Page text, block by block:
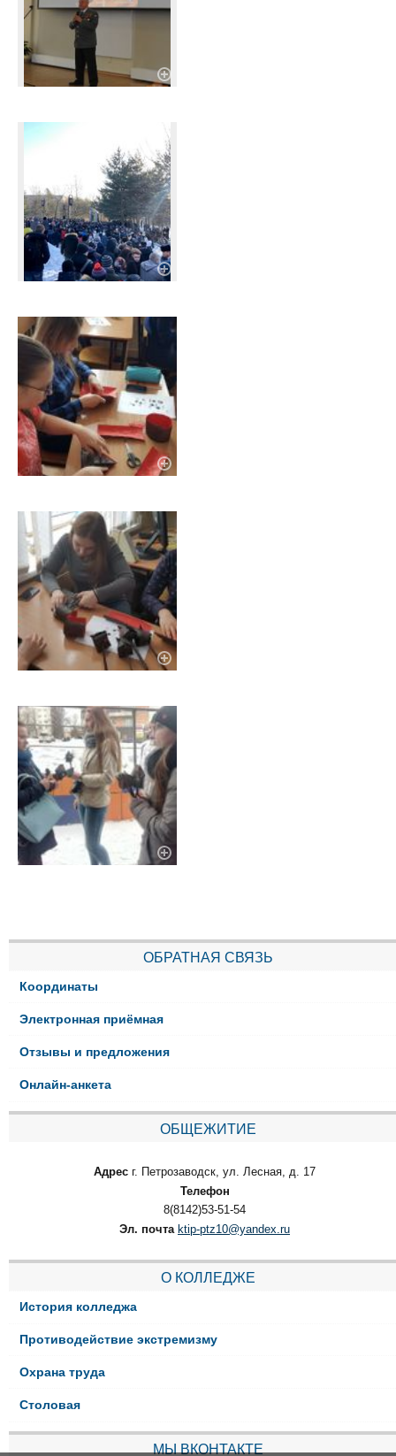
ОБРАТНАЯ СВЯЗЬ
Координаты
Электронная приёмная
Отзывы и предложения
Онлайн-анкета
ОБЩЕЖИТИЕ
Адрес г. Петрозаводск, ул. Лесная, д. 17
Телефон
8(8142)53-51-54
Эл. почта ktip-ptz10@yandex.ru
О КОЛЛЕДЖЕ
История колледжа
Противодействие экстремизму
Охрана труда
Столовая
МЫ ВКОНТАКТЕ